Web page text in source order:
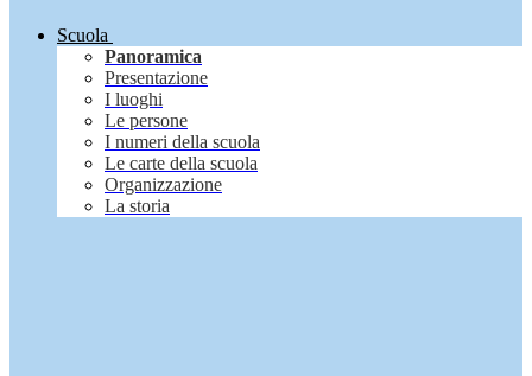
Scuola
Panoramica
Presentazione
I luoghi
Le persone
I numeri della scuola
Le carte della scuola
Organizzazione
La storia